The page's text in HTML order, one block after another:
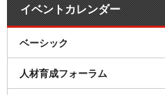
イベントカレンダー
ベーシック
人材育成フォーラム